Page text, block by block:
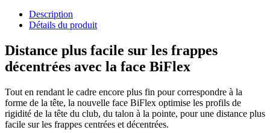
Description
Détails du produit
Distance plus facile sur les frappes
décentrées avec la face BiFlex
Tout en rendant le cadre encore plus fin pour correspondre à la
forme de la tête, la nouvelle face BiFlex optimise les profils de
rigidité de la tête du club, du talon à la pointe, pour une distance plus
facile sur les frappes centrées et décentrées.